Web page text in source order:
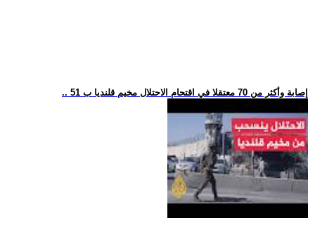
.. 51 إصابة وأكثر من 70 معتقلا في اقتحام الاحتلال مخيم قلنديا ب